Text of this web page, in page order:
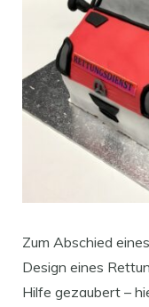
Zum Abschied
Design eines
Hilfe gezaubert –